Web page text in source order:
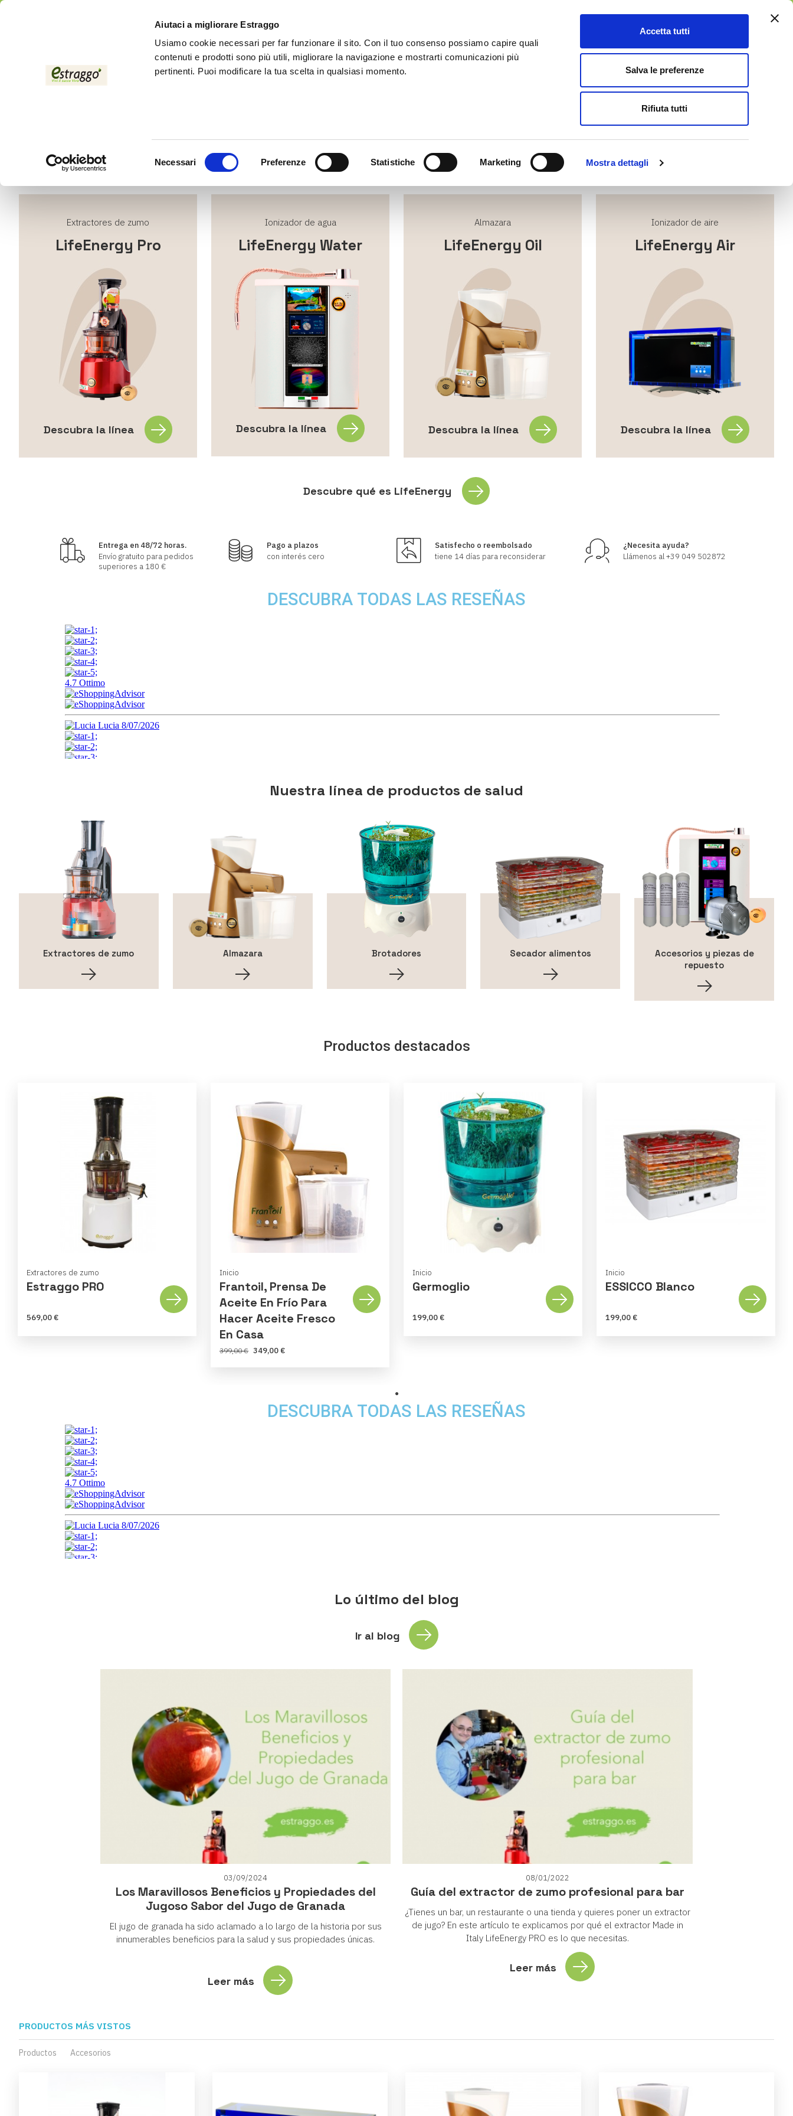
Aiutaci a migliorare Estraggo
Usiamo cookie necessari per far funzionare il sito. Con il tuo consenso possiamo capire quali
contenuti e prodotti sono più utili, migliorare la navigazione e mostrarti comunicazioni più
pertinenti. Puoi modificare la tua scelta in qualsiasi momento.
Necessari Preferenze Statistiche Marketing Mostra dettagli
Accetta tutti
Salva le preferenze
Rifiuta tutti
LifeEnergy Productos Accesorios Agencia Servicio Posventa
Descubra toda la línea de productos Life Energy, la única en el mundo equipada con la innovadora tecnología Swiss Gold Disc: capaz de energizar extractos de
frutas y verduras, aceites, agua y aire a través de frecuencias vitales. ¡Descubra toda la línea!
LifeEnergy Pro
Extractores de zumo
Descubra la línea
LifeEnergy Water
Ionizador de agua
Descubra la línea
LifeEnergy Oil
Almazara
Descubra la línea
LifeEnergy Air
Ionizador de aire
Descubra la línea
Descubre qué es LifeEnergy
Entrega en 48/72 horas.
Envío gratuito para pedidos
superiores a 180 €
Pago a plazos
con interés cero
Satisfecho o reembolsado
tiene 14 días para reconsiderar
¿Necesita ayuda?
Llámenos al +39 049 502872
DESCUBRA TODAS LAS RESEÑAS
Nuestra línea de productos de salud
Extractores de zumo Almazara Brotadores Secador alimentos
Accesorios y piezas de
repuesto
Productos destacados
Extractores de zumo
Estraggo PRO
569,00 €
Inicio
Frantoil, Prensa De
Aceite En Frío Para
Hacer Aceite Fresco
En Casa
399,00 € 349,00 €
Inicio
Germoglio
199,00 €
Inicio
ESSICCO Blanco
199,00 €
DESCUBRA TODAS LAS RESEÑAS
Lo último del blog
Ir al blog
Los Maravillosos Beneficios y Propiedades del
Jugoso Sabor del Jugo de Granada
03/09/2024
El jugo de granada ha sido aclamado a lo largo de la historia por sus
innumerables beneficios para la salud y sus propiedades únicas.
Leer más
Guía del extractor de zumo profesional para bar
08/01/2022
¿Tienes un bar, un restaurante o una tienda y quieres poner un extractor
de jugo? En este artículo te explicamos por qué el extractor Made in
Italy LifeEnergy PRO es lo que necesitas.
Leer más
PRODUCTOS MÁS VISTOS
Productos Accesorios